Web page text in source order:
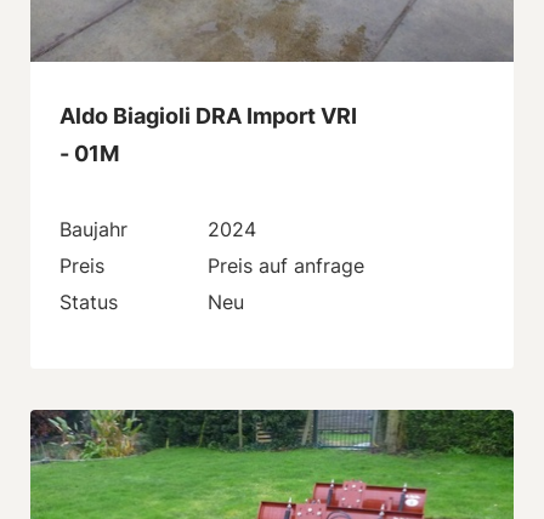
Aldo Biagioli DRA Import VRI
- 01M
Baujahr
2024
Preis
Preis auf anfrage
Status
Neu